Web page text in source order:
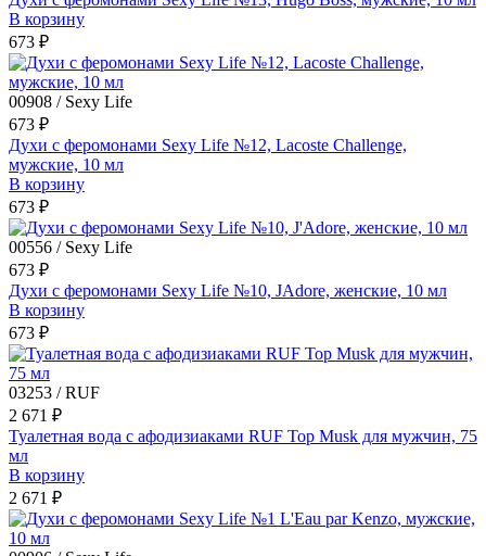
В корзину
673 ₽
00908 / Sexy Life
673 ₽
Духи с феромонами Sexy Life №12, Lacoste Challenge,
мужские, 10 мл
В корзину
673 ₽
00556 / Sexy Life
673 ₽
Духи с феромонами Sexy Life №10, JAdore, женские, 10 мл
В корзину
673 ₽
03253 / RUF
2 671 ₽
Туалетная вода с афодизиаками RUF Top Musk для мужчин, 75
мл
В корзину
2 671 ₽